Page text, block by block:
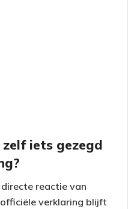
iets gezegd
reactie van
verklaring blijft